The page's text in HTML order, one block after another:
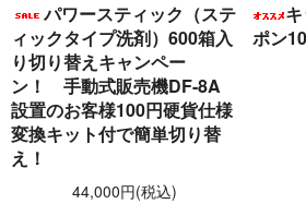
パワースティック（ステ
ィックタイプ洗剤）600箱入
り切り替えキャンペー
ン！ 手動式販売機DF-8A
設置のお客様100円硬貨仕様
変換キット付で簡単切り替
え！
44,000円(税込)
ポン